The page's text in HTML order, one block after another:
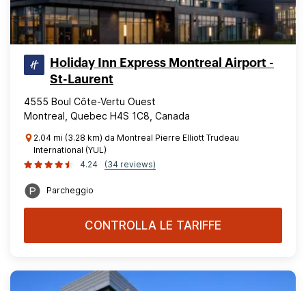
Holiday Inn Express Montreal Airport -
St-Laurent
4555 Boul Côte-Vertu Ouest
Montreal, Quebec H4S 1C8, Canada
2.04 mi (3.28 km) da Montreal Pierre Elliott Trudeau
International (YUL)
4.24
(34 reviews)
Parcheggio
CONTROLLA LE TARIFFE